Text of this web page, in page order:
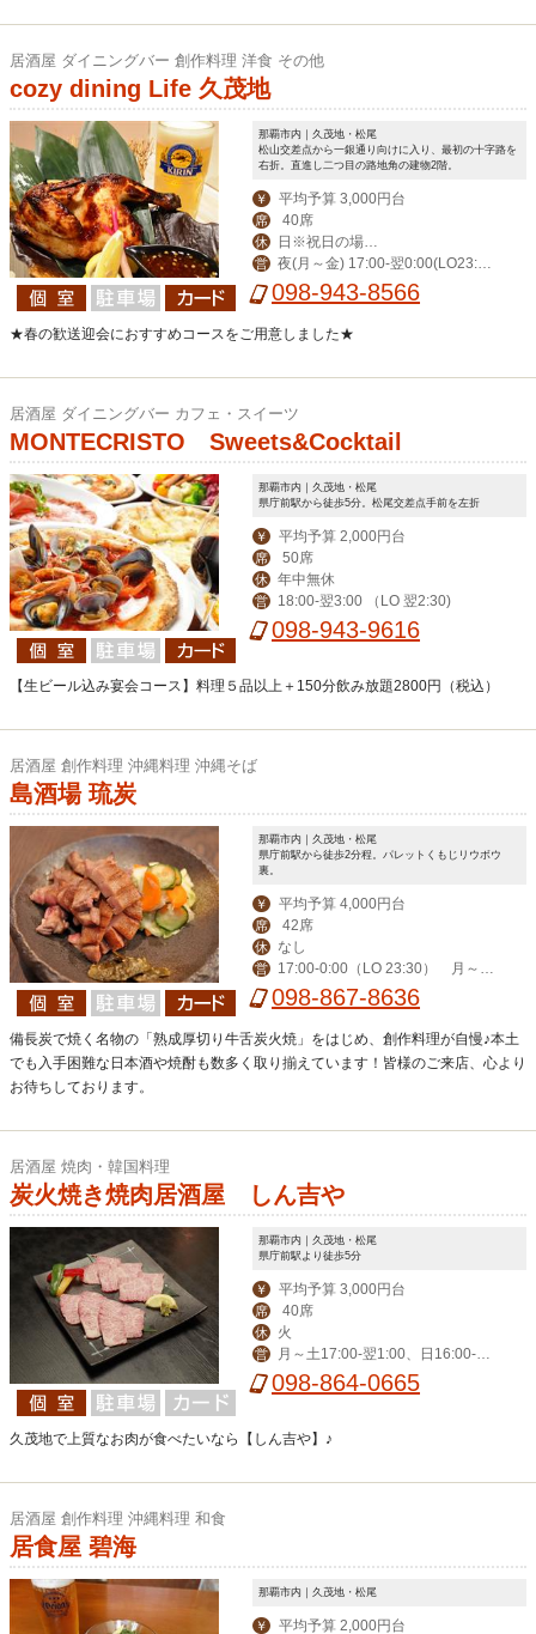
居酒屋 ダイニングバー 創作料理 洋食 その他
cozy dining Life 久茂地
那覇市内｜久茂地・松尾
松山交差点から一銀通り向けに入り、最初の十字路を
右折。直進し二つ目の路地角の建物2階。
￥ 平均予算 3,000円台
席 40席
休
営業。月曜振替休。
営
夜(月～金) 17:00-翌0:00(LO23:3
0) (土)-翌1:00(LO翌0:30) 昼(月～金) 1
098-943-8566
★春の歓送迎会におすすめコースをご用意しました★
居酒屋 ダイニングバー カフェ・スイーツ
MONTECRISTO Sweets&Cocktail
那覇市内｜久茂地・松尾
県庁前駅から徒歩5分。松尾交差点手前を左折
￥ 平均予算 2,000円台
席 50席
休 年中無休
営 18:00-翌3:00 （LO 翌2:30)
098-943-9616
【生ビール込み宴会コース】料理５品以上＋150分飲み放題2800円（税込）
居酒屋 創作料理 沖縄料理 沖縄そば
島酒場 琉炭
那覇市内｜久茂地・松尾
県庁前駅から徒歩2分程。パレットくもじリウボウ
裏。
￥ 平均予算 4,000円台
席 42席
休 なし
営
17:00-0:00（LO 23:30） 月～木
ランチ（弁当有）11:30-13:00
098-867-8636
備長炭で焼く名物の「熟成厚切り牛舌炭火焼」をはじめ、創作料理が自慢♪本土
でも入手困難な日本酒や焼酎も数多く取り揃えています！皆様のご来店、心より
お待ちしております。
居酒屋 焼肉・韓国料理
炭火焼き焼肉居酒屋 しん吉や
那覇市内｜久茂地・松尾
県庁前駅より徒歩5分
￥ 平均予算 3,000円台
席 40席
休 火
営
月～土17:00-翌1:00、日16:00-0:0
0
098-864-0665
久茂地で上質なお肉が食べたいなら【しん吉や】♪
居酒屋 創作料理 沖縄料理 和食
居食屋 碧海
那覇市内｜久茂地・松尾
￥ 平均予算 2,000円台